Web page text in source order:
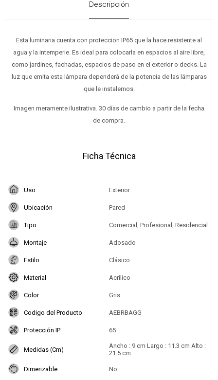
Descripción
Esta luminaria cuenta con proteccion IP65 que la hace resistente al
agua y la intemperie. Es ideal para colocarla en espacios al aire libre,
como jardines, fachadas, espacios de paso en el exterior o decks. La
luz que emita esta lámpara dependerá de la potencia de las lámparas
que le instalemos.
Imagen meramente ilustrativa. 30 días de cambio a partir de la fecha
de compra.
Ficha Técnica
Uso Exterior
Ubicación Pared
Tipo Comercial, Profesional, Residencial
Montaje Adosado
Estilo Clásico
Material Acrílico
Color Gris
Codigo del Producto AEBRBAGG
Protección IP 65
Medidas (Cm)
Ancho : 9 cm Largo : 11.3 cm Alto :
21.5 cm
Dimerizable No